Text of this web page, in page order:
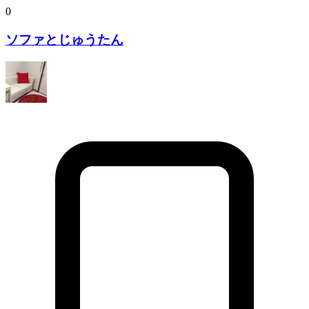
0
ソファとじゅうたん